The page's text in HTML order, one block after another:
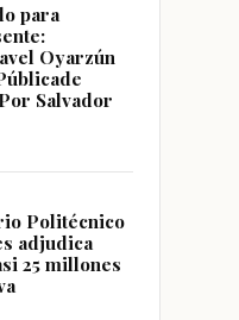
para
Oyarzún
Salvador
Politécnico
adjudica
25 millones